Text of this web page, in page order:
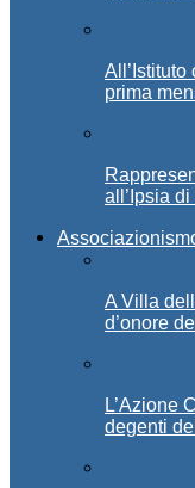
All’Istituto
prima
all’Ipsia
A Villa
d’onore
L’Azione
degenti